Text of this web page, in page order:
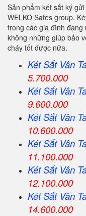
Sản phẩm két sắt ký
WELKO Safes group.
trong các gia đình
không những giúp bảo
cháy tốt được nữa.
Két Sắt Vân
5.700.000
Két Sắt Vân
9.600.000
Két Sắt Vân
10.600.000
Két Sắt Vân
11.100.000
Két Sắt Vân
12.100.000
Két Sắt Vân
14.600.000